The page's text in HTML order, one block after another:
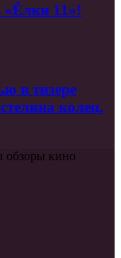
«Ёлки 11»!
в тизере
колец.
кино